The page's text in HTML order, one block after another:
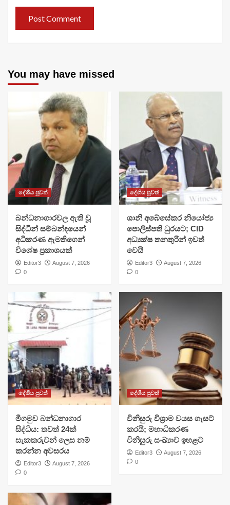
You may have missed
දේශීය පුවත්
බන්ධනාගාරවල ඇති වූ
සිද්ධීන් සම්බන්ඳයෙන්
අධිකරණ ඇමතිගෙන්
විශේෂ ප්‍රකාශයක්
Editor3
August 7, 2026
0
දේශීය පුවත්
ශානි අබේසේකර නියෝජ්‍ය
පොලිස්පති ධුරයට; CID
අධ්‍යක්ෂ තනතුරින් ඉවත්
වෙයි
Editor3
August 7, 2026
0
දේශීය පුවත්
මීගමුව බන්ධනාගාර
සිද්ධිය: තවත් 24ක්
සැකකරුවන් ලෙස නම්
කරන්න අවසරය
Editor3
August 7, 2026
0
දේශීය පුවත්
විනිසුරු විශ්‍රාම වයස ගැසට්
කරයි; මහාධිකරණ
විනිසුරු සංඛ්‍යාව ඉහළට
Editor3
August 7, 2026
0